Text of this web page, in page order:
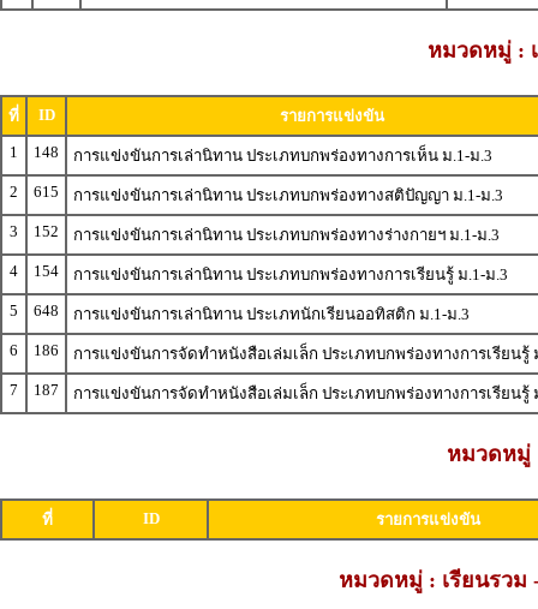
หมวดหมู่ :
ที่ ID
รายการแข่งขัน
1
148
การแข่งขันการเล่านิทาน ประเภทบกพร่องทางการเห็น ม.1-ม.3
2
615
การแข่งขันการเล่านิทาน ประเภทบกพร่องทางสติปัญญา ม.1-ม.3
3
152
การแข่งขันการเล่านิทาน ประเภทบกพร่องทางร่างกายฯ ม.1-ม.3
4
154
การแข่งขันการเล่านิทาน ประเภทบกพร่องทางการเรียนรู้ ม.1-ม.3
5
648
การแข่งขันการเล่านิทาน ประเภทนักเรียนออทิสติก ม.1-ม.3
6
186
การแข่งขันการจัดทำหนังสือเล่มเล็ก ประเภทบกพร่องทางการเรียนรู้
7
187 การแข่งขันการจัดทำหนังสือเล่มเล็ก ประเภทบกพร่องทางการเรียนรู้
หมวดหมู่
ที่ ID รายการแข่งขัน
หมวดหมู่ : เรียนรวม